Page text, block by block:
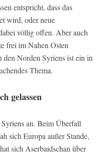
entspricht, dass das
wird, oder neue
völlig offen. Aber auch
frei im Nahen Osten
den Norden Syriens ist ein in
Thema.
gelassen
an. Beim Überfall
sich Europa außer Stande,
sich Aserbaidschan über